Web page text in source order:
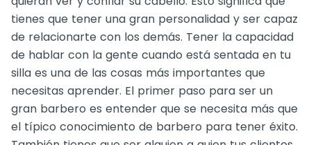
tienes que tener una gran personalidad y ser capaz
de relacionarte con los demás. Tener la capacidad
de hablar con la gente cuando está sentada en tu
silla es una de las cosas más importantes que
necesitas aprender. El primer paso para ser un
gran barbero es entender que se necesita más que
el típico conocimiento de barbero para tener éxito.